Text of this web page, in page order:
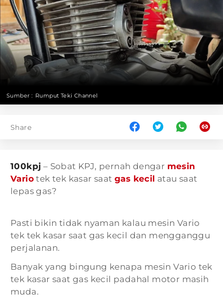
Sumber : Rumput Teki Channel
Share
100kpj – Sobat KPJ, pernah dengar mesin
Vario tek tek kasar saat gas kecil atau saat
lepas gas?
Pasti bikin tidak nyaman kalau mesin Vario
tek tek kasar saat gas kecil dan mengganggu
perjalanan.
Banyak yang bingung kenapa mesin Vario tek
tek kasar saat gas kecil padahal motor masih
muda.